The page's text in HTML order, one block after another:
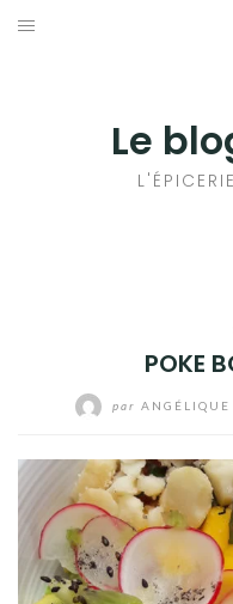
Aller
Le
POKE
par ANGÉLIQUE